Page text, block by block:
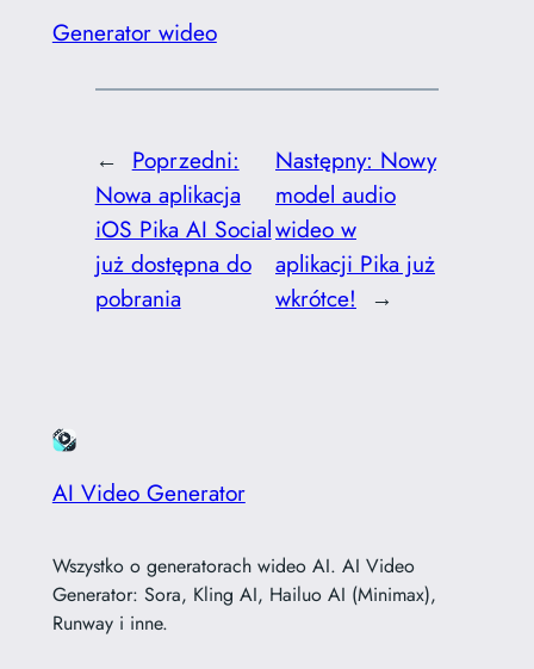
Generator wideo
← Poprzedni:
Nowa aplikacja
iOS Pika AI Social
już dostępna do
pobrania
Następny: Nowy
model audio
wideo w
aplikacji Pika już
wkrótce!
→
AI Video Generator
Wszystko o generatorach wideo AI. AI Video
Generator: Sora, Kling AI, Hailuo AI (Minimax),
Runway i inne.